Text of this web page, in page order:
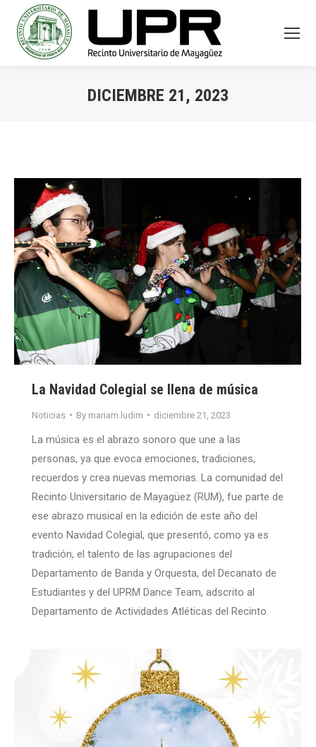
DICIEMBRE 21, 2023
La Navidad Colegial se llena de música
Noticias By mariam.ludim diciembre 21, 2023
La música es el abrazo sonoro que une a las
personas, ya que evoca emociones, tradiciones,
recuerdos y crea nuevas memorias. La comunidad del
Recinto Universitario de Mayagüez (RUM), fue parte de
ese abrazo musical en la edición de este año del
evento Navidad Colegial, que presentó, como ya es
tradición, el talento de las agrupaciones del
Departamento de Banda y Orquesta, del Decanato de
Estudiantes y del UPRM Dance Team, adscrito al
Departamento de Actividades Atléticas del Recinto.